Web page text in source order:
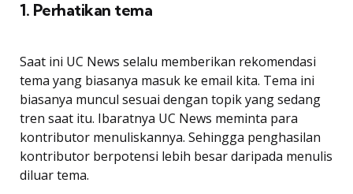
1. Perhatikan tema
Saat ini UC News selalu memberikan rekomendasi
tema yang biasanya masuk ke email kita. Tema ini
biasanya muncul sesuai dengan topik yang sedang
tren saat itu. Ibaratnya UC News meminta para
kontributor menuliskannya. Sehingga penghasilan
kontributor berpotensi lebih besar daripada menulis
diluar tema.